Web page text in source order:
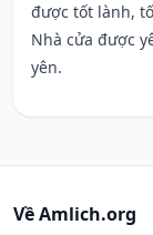
được tốt lành,
Nhà cửa được
yên.
Về Amlich.org